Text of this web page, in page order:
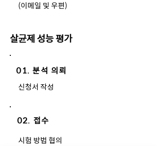
(이메일 및 우편)
살균제 성능 평가
01. 분석 의뢰
신청서 작성
02. 접수
​시험 방법 협의